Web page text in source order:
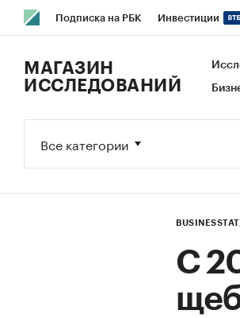
Подписка на РБК Инвестиции
Исследования Кредитные
МАГАЗИН
ИССЛЕДОВАНИЙ
Все категории
С